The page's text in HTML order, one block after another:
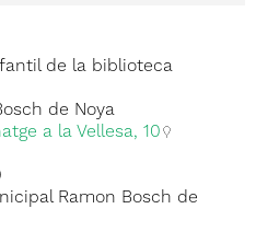
de la biblioteca
de Noya
a la Vellesa, 10
Ramon Bosch de